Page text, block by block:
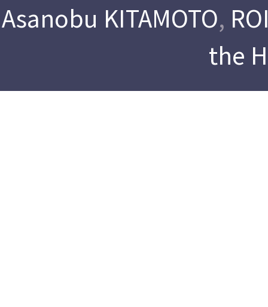
Asanobu KITAMOTO,
the